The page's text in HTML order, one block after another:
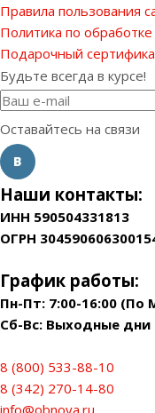
Правила пользования
Политика по
Подарочный
Будьте всегда в курсе!
Оставайтесь на связи
Наши контакты:
ИНН 590504331813
ОГРН
График работы:
Пн-Пт: 7:00-16:00 (По
Сб-Вс: Выходные дни
8 (800) 533-88-10
8 (342) 270-14-80
info@obnova.ru